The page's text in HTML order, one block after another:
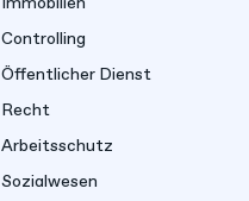
Controlling
Öffentlicher Dienst
Recht
Arbeitsschutz
Sozialwesen